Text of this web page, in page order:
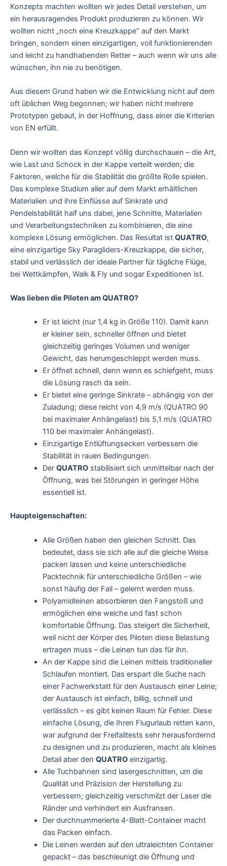
Konzepts machten wollten wir jedes Detail verstehen, um
ein herausragendes Produkt produzieren zu können. Wir
wollten nicht „noch eine Kreuzkappe“ auf den Markt
bringen, sondern einen einzigartigen, voll funktionierenden
und leicht zu handhabenden Retter – auch wenn wir uns alle
wünschen, ihn nie zu benötigen.
Aus diesem Grund haben wir die Entwicklung nicht auf dem
oft üblichen Weg begonnen; wir haben nicht mehrere
Prototypen gebaut, in der Hoffnung, dass einer die Kriterien
von EN erfüllt.
Denn wir wollten das Konzept völlig durchschauen – die Art,
wie Last und Schock in der Kappe verteilt werden; die
Faktoren, welche für die Stabilität die größte Rolle spielen.
Das komplexe Studium aller auf dem Markt erhältlichen
Materialien und ihre Einflüsse auf Sinkrate und
Pendelstabilität half uns dabei, jene Schnitte, Materialien
und Verarbeitungstechniken zu kombinieren, die eine
komplexe Lösung ermöglichen. Das Resultat ist QUATRO,
eine einzigartige Sky Paragliders-Kreuzkappe, die sicher,
stabil und verlässlich der ideale Partner für tägliche Flüge,
bei Wettkämpfen, Walk & Fly und sogar Expeditionen ist.
Was lieben die Piloten am QUATRO?
Er ist leicht (nur 1,4 kg in Größe 110). Damit kann
er kleiner sein, schneller öffnen und bietet
gleichzeitig geringes Volumen und weniger
Gewicht, das herumgeschleppt werden muss.
Er öffnet schnell, denn wenn es schiefgeht, muss
die Lösung rasch da sein.
Er bietet eine geringe Sinkrate – abhängig von der
Zuladung; diese reicht von 4,9 m/s (QUATRO 90
bei maximaler Anhängelast) bis 5,1 m/s (QUATRO
110 bei maximaler Anhängelast).
Einzigartige Entlüftungsecken verbessern die
Stabilität in rauen Bedingungen.
Der QUATROstabilisiert sich unmittelbar nach der
Öffnung, was bei Störungen in geringer Höhe
essentiell ist.
Haupteigenschaften:
Alle Größen haben den gleichen Schnitt. Das
bedeutet, dass sie sich alle auf die gleiche Weise
packen lassen und keine unterschiedliche
Packtechnik für unterschiedliche Größen – wie
sonst häufig der Fall – gelernt werden muss.
Polyamidleinen absorbieren den Fangstoß und
ermöglichen eine weiche und fast schon
komfortable Öffnung. Das steigert die Sicherheit,
weil nicht der Körper des Piloten diese Belastung
ertragen muss – die Leinen tun das für ihn.
An der Kappe sind die Leinen mittels traditioneller
Schlaufen montiert. Das erspart die Suche nach
einer Fachwerkstatt für den Austausch einer Leine;
der Austausch ist einfach, billig, schnell und
verlässlich – es gibt keinen Raum für Fehler. Diese
einfache Lösung, die Ihren Flugurlaub retten kann,
war aufgrund der Freifalltests sehr herausfordernd
zu designen und zu produzieren, macht als kleines
Detail aber den QUATROeinzigartig.
Alle Tuchbahnen sind lasergeschnitten, um die
Qualität und Präzision der Herstellung zu
verbessern; gleichzeitig verschmilzt der Laser die
Ränder und verhindert ein Ausfransen.
Der durchnummerierte 4-Blatt-Container macht
das Packen einfach.
Die Leinen werden auf den ultraleichten Container
gepackt – das beschleunigt die Öffnung und